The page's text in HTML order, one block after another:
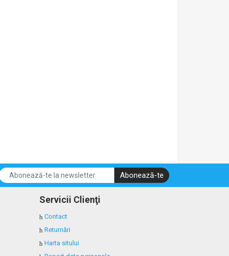
Abonează-te
Servicii Clienţi
Contact
Returnări
Harta sitului